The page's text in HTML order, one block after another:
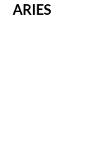
ARIES